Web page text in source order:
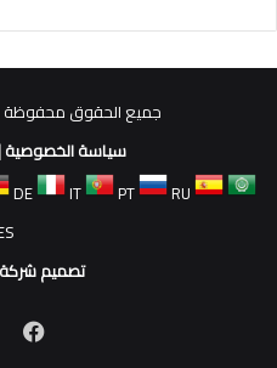
جميع الحقوق محفوظة
سياسة الخصوصية
DE IT PT
RU
تصميم شركة